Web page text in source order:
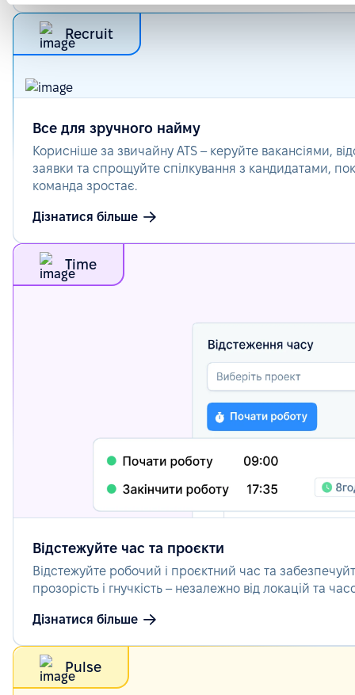
Recruit
Все для зручного найму
Корисніше за звичайну ATS – керуйте вакансіями,
заявки та спрощуйте спілкування з кандидатами,
команда зростає.
Дізнатися більше
Time
Відстежуйте час та проєкти
Відстежуйте робочий і проєктний час та
прозорість і гнучкість – незалежно від локацій та
Дізнатися більше
Pulse